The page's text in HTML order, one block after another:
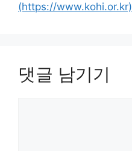
(https://www.kohi.or.kr)
댓글 남기기